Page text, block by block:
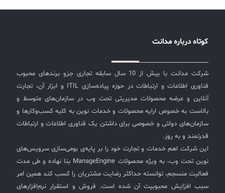
کوتاه درباره مدانت
شرکت مدانت با بیش از 10 سال سابقه تجاری جزو برندهای محبوب
فناوری اطلاعات و ارتباطات در حوزه پیاده‌سازی ITIL و ابزار آن، تجارت
آنلاین و عرضه محصولات مدیریتی تحت وب در سازمان‌های متوسط و
بالاست به خصوص ارایه محصولات و خدمات نوین به کلیه کسب‌وکارها و
سازمان‌های دولتی و خصوصی برای داشتن یک فناوری اطلاعات و ارتباطات
قدرتمند و به روز.
این شرکت اهم خدمات و تجارت خود را بر پایه‌ی بومی‌سازی سرویس‌های
نوین تحت وب، به ویژه محصولات ManageEngine بنا نهاده و طی مدت
فعالیت منسجم، توانسته حداکثر رضایت مشتریان را کسب کند همین امر
سبب افزایش محبوبیت آن شده است. فروش و استقرار نرم‌افزارهای